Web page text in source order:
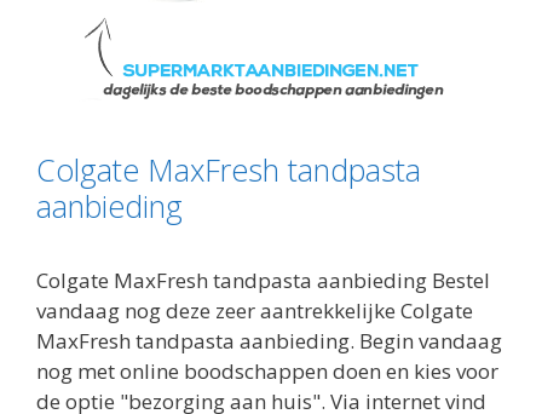
Colgate MaxFresh tandpasta
aanbieding
Colgate MaxFresh tandpasta aanbieding Bestel
vandaag nog deze zeer aantrekkelijke Colgate
MaxFresh tandpasta aanbieding. Begin vandaag
nog met online boodschappen doen en kies voor
de optie "bezorging aan huis". Via internet vind